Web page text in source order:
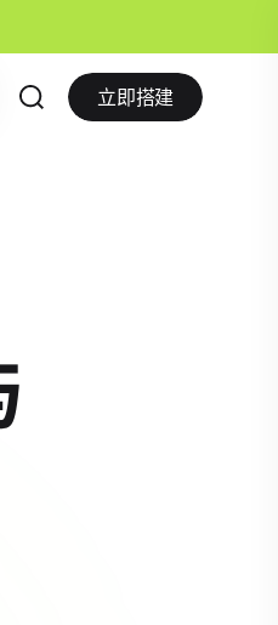
立即搭建